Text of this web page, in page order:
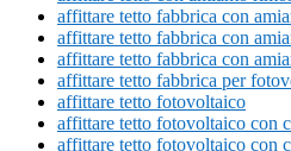
affittare tetto fabbrica con
affittare tetto fabbrica con
affittare tetto fabbrica con
affittare tetto fabbrica per
affittare tetto fotovoltaico
affittare tetto fotovoltaico con
affittare tetto fotovoltaico con